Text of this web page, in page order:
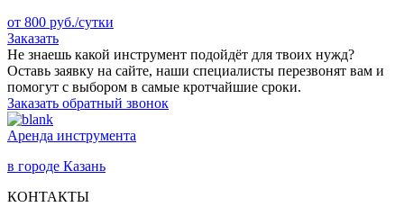
от 800 руб./сутки
Заказать
Не знаешь какой инструмент подойдёт для твоих нужд?
Оставь заявку на сайте, наши специалисты перезвонят вам и
помогут с выбором в самые кротчайшие сроки.
Заказать обратный звонок
Аренда инструмента
в городе Казань
КОНТАКТЫ